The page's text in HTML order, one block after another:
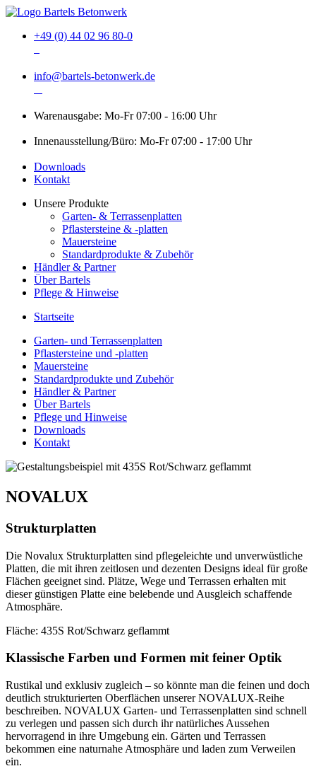
+49 (0) 44 02 96 80-0
info@bartels-betonwerk.de
Warenausgabe: Mo-Fr 07:00 - 16:00 Uhr
Innenausstellung/Büro: Mo-Fr 07:00 - 17:00 Uhr
Downloads
Kontakt
Unsere Produkte
Garten- & Terrassenplatten
Pflastersteine & -platten
Mauersteine
Standardprodukte & Zubehör
Händler & Partner
Über Bartels
Pflege & Hinweise
Startseite
Garten- und Terrassenplatten
Pflastersteine und -platten
Mauersteine
Standardprodukte und Zubehör
Händler & Partner
Über Bartels
Pflege und Hinweise
Downloads
Kontakt
NOVALUX
Strukturplatten
Die Novalux Strukturplatten sind pflegeleichte und unverwüstliche
Platten, die mit ihren zeitlosen und dezenten Designs ideal für große
Flächen geeignet sind. Plätze, Wege und Terrassen erhalten mit
dieser günstigen Platte eine belebende und Ausgleich schaffende
Atmosphäre.
Fläche: 435S Rot/Schwarz geflammt
Klassische Farben und Formen mit feiner Optik
Rustikal und exklusiv zugleich – so könnte man die feinen und doch
deutlich strukturierten Oberflächen unserer NOVALUX-Reihe
beschreiben. NOVALUX Garten- und Terrassenplatten sind schnell
zu verlegen und passen sich durch ihr natürliches Aussehen
hervorragend in ihre Umgebung ein. Gärten und Terrassen
bekommen eine naturnahe Atmosphäre und laden zum Verweilen
ein.